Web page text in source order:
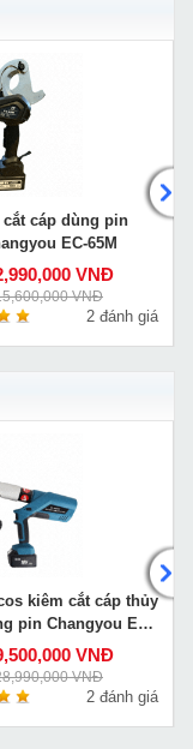
cắt cáp dùng pin
EC-65M
VNĐ
VNĐ
2 đánh giá
kiêm cắt cáp thủy
pin Changyou EZ-
400/105CVNĐ
VNĐ
2 đánh giá